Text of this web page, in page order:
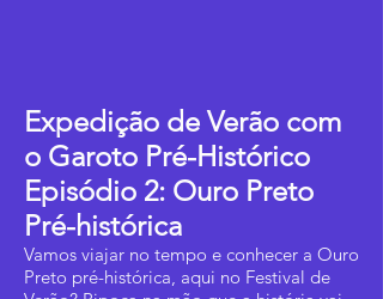
Expedição de Verão com
o Garoto Pré-Histórico
Episódio 2: Ouro Preto
Pré-histórica
Vamos viajar no tempo e conhecer a Ouro
Preto pré-histórica, aqui no Festival de